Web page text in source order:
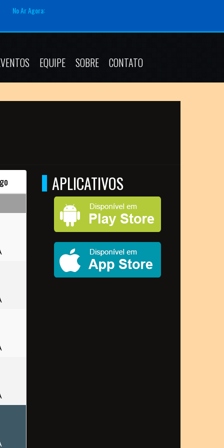
No Ar Agora:
EQUIPE SOBRE CONTATO
APLICATIVOS